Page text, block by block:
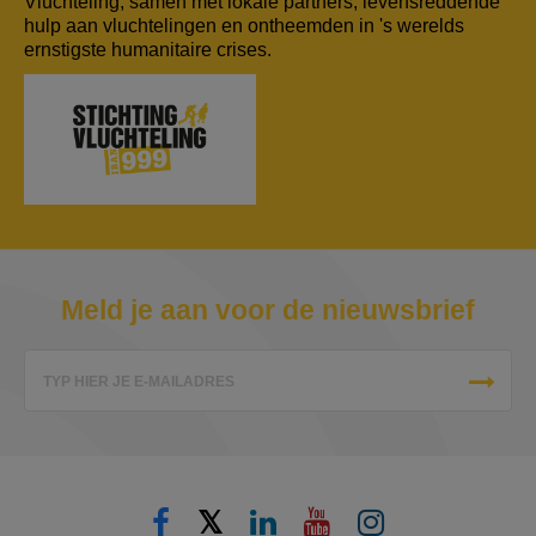
hulp aan vluchtelingen en ontheemden in 's werelds
ernstigste humanitaire crises.
Meld je aan voor de nieuwsbrief
TYP HIER JE E-MAILADRES
𝕏